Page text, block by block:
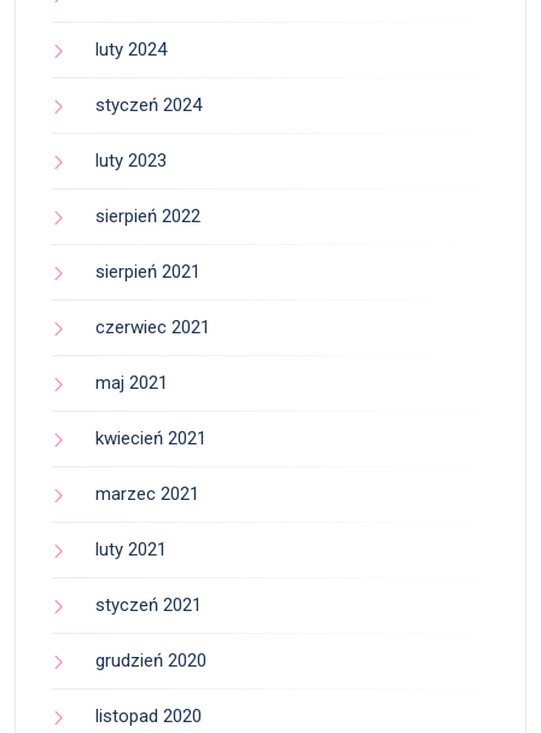
luty 2024
styczeń 2024
luty 2023
sierpień 2022
sierpień 2021
czerwiec 2021
maj 2021
kwiecień 2021
marzec 2021
luty 2021
styczeń 2021
grudzień 2020
listopad 2020